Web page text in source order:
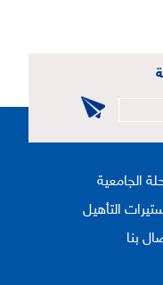
الجامعية
التأهيل
بنا